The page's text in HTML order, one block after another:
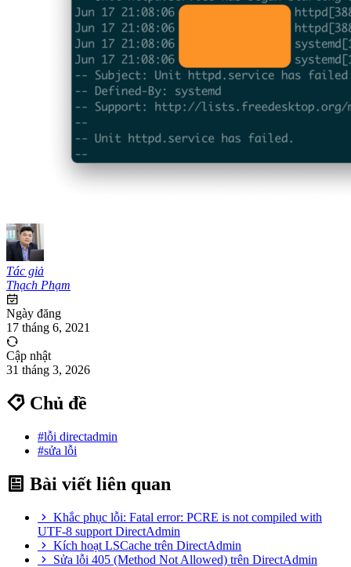
Tác giả
Thạch Phạm
Ngày đăng
17 tháng 6, 2021
Cập nhật
31 tháng 3, 2026
Chủ đề
#lỗi directadmin
#sửa lỗi
Bài viết liên quan
Khắc phục lỗi: Fatal error: PCRE is not compiled with
UTF-8 support DirectAdmin
Kích hoạt LSCache trên DirectAdmin
Sửa lỗi 405 (Method Not Allowed) trên DirectAdmin